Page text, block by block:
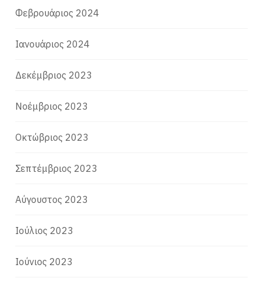
Φεβρουάριος 2024
Ιανουάριος 2024
Δεκέμβριος 2023
Νοέμβριος 2023
Οκτώβριος 2023
Σεπτέμβριος 2023
Αύγουστος 2023
Ιούλιος 2023
Ιούνιος 2023